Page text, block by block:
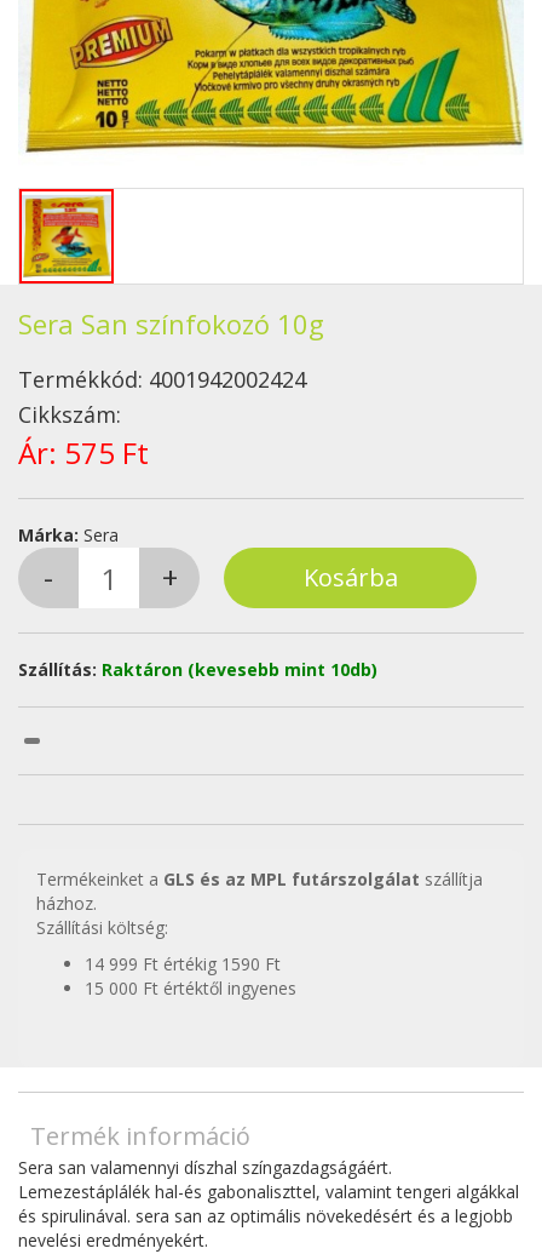
Sera San színfokozó 10g
Termékkód: 4001942002424
Cikkszám:
Ár: 575 Ft
Márka: Sera
Szállítás: Raktáron (kevesebb mint 10db)
Termékeinket a GLS és az MPL futárszolgálat szállítja
házhoz.
Szállítási költség:
14 999 Ft értékig 1590 Ft
15 000 Ft értéktől ingyenes
Termék információ
Sera san valamennyi díszhal színgazdagságáért.
Lemezestáplálék hal-és gabonaliszttel, valamint tengeri algákkal
és spirulinával. sera san az optimális növekedésért és a legjobb
nevelési eredményekért.